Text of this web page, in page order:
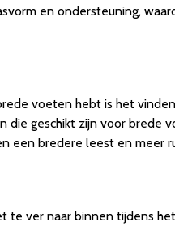
en ondersteuning,
voeten hebt is het
geschikt zijn voor brede
een bredere leest en meer
ver naar binnen tijdens